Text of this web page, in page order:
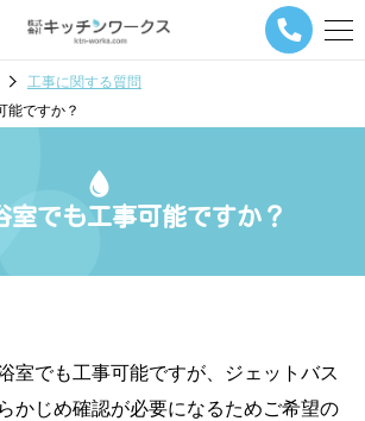
メ
ナ
ボ
工事に関する質問
能ですか？
室でも工事可能ですか？
室でも工事可能ですが、ジェットバス
かじめ確認が必要になるためご希望の